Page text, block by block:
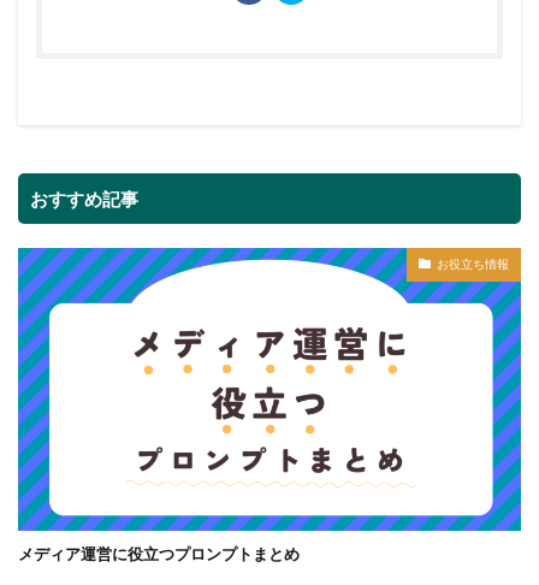
おすすめ記事
お役立ち情報
メディア運営に役立つプロンプトまとめ